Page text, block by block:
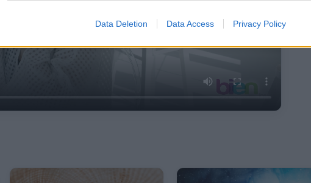
Data Deletion Data Access Privacy Policy